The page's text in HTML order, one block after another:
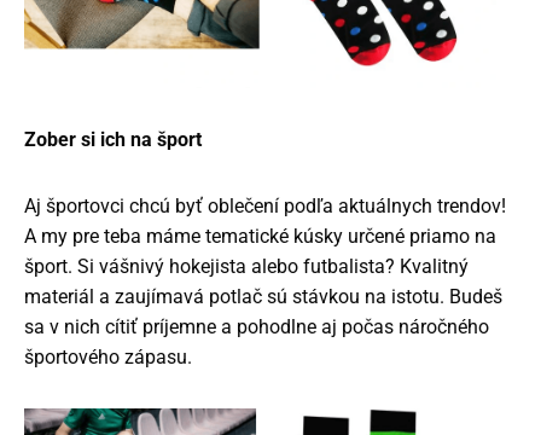
Zober si ich na šport
Aj športovci chcú byť oblečení podľa aktuálnych trendov!
A my pre teba máme tematické kúsky určené priamo na
šport. Si vášnivý hokejista alebo futbalista? Kvalitný
materiál a zaujímavá potlač sú stávkou na istotu. Budeš
sa v nich cítiť príjemne a pohodlne aj počas náročného
športového zápasu.